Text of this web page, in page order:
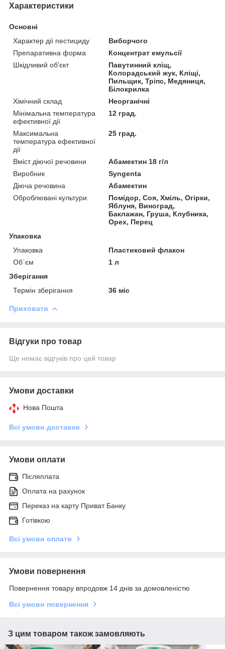
Характеристики
Основні
Характер дії пестициду
Виборчого
Препаративна форма
Концентрат емульсії
Шкідливий об'єкт
Павутинний кліщ,
Колорадський жук, Кліщі,
Пильщик, Тріпс, Медяниця,
Білокрилка
Хімічний склад
Неорганічні
Мінімальна температура
ефективної дії
12 град.
Максимальна
температура ефективної
дії
25 град.
Вміст діючої речовини
Абамектин 18 г/л
Виробник
Syngenta
Діюча речовина
Абамектин
Оброблювані культури.
Помідор, Соя, Хміль, Огірки,
Яблуня, Виноград,
Баклажан, Груша, Клубника,
Орех, Перец
Упаковка
Упаковка
Пластиковий флакон
Об`єм
1 л
Зберігання
Термін зберігання
36 міс
Приховати
Відгуки про товар
Ще немає відгуків про цей товар
Умови доставки
Нова Пошта
Всі умови доставки
Умови оплати
Післяплата
Оплата на рахунок
Переказ на карту Приват Банку
Готівкою
Всі умови оплати
Умови повернення
Повернення товару впродовж 14 днів за домовленістю
Всі умови повернення
З цим товаром також замовляють